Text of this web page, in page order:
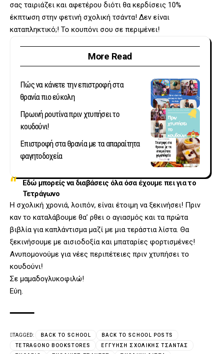
σας ταιριάζει και αφετέρου διότι θα κερδίσεις 10%
έκπτωση στην φετινή σχολική τσάντα! Δεν είναι
καταπληκτικό;! Το κουπόνι σου σε περιμένει!
More Read
Πώς να κάνετε την επιστροφή στα
θρανία πιο εύκολη
Πρωινή ρουτίνα πριν χτυπήσει το
κουδούνι!
Επιστροφή στα θρανία με τα απαραίτητα
φαγητοδοχεία
Εδώ μπορείς να διαβάσεις όλα όσα έχουμε πει γιατο
Τετράγωνο
Η σχολική χρονιά, λοιπόν, είναι έτοιμη να ξεκινήσει! Πριν
καν το καταλάβουμε θα’ ρθει ο αγιασμός και τα πρώτα
βιβλία για καπλάντισμα μαζί με μια τεράστια λίστα. Θα
ξεκινήσουμε με αισιοδοξία και μπαταρίες φορτισμένες!
Ανυπομονούμε για νέες περιπέτειες πριν χτυπήσει το
κουδούνι!
Σε μαμαδογλυκοφιλώ!
Εύη.
TAGGED: BACK TO SCHOOL
BACK TO SCHOOL POSTS
TETRAGONO BOOKSTORES
ΕΓΓΎΗΣΗ ΣΧΟΛΙΚΉΣ ΤΣΆΝΤΑΣ